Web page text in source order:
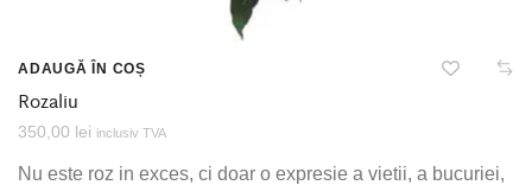
ADAUGĂ ÎN COȘ
Rozaliu
350,00 lei inclusiv TVA
Nu este roz in exces, ci doar o expresie a vietii, a bucuriei,